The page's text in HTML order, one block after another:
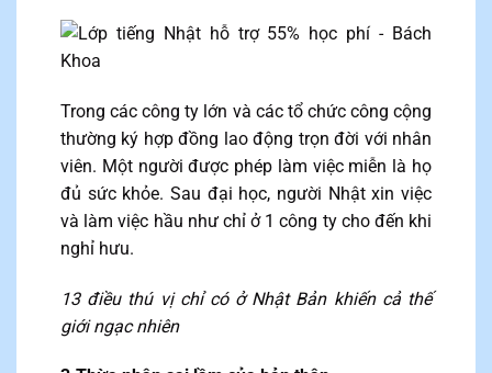
Trong các công ty lớn và các tổ chức công cộng
thường ký hợp đồng lao động trọn đời với nhân
viên. Một người được phép làm việc miễn là họ
đủ sức khỏe. Sau đại học, người Nhật xin việc
và làm việc hầu như chỉ ở 1 công ty cho đến khi
nghỉ hưu.
13 điều thú vị chỉ có ở Nhật Bản khiến cả thế
giới ngạc nhiên